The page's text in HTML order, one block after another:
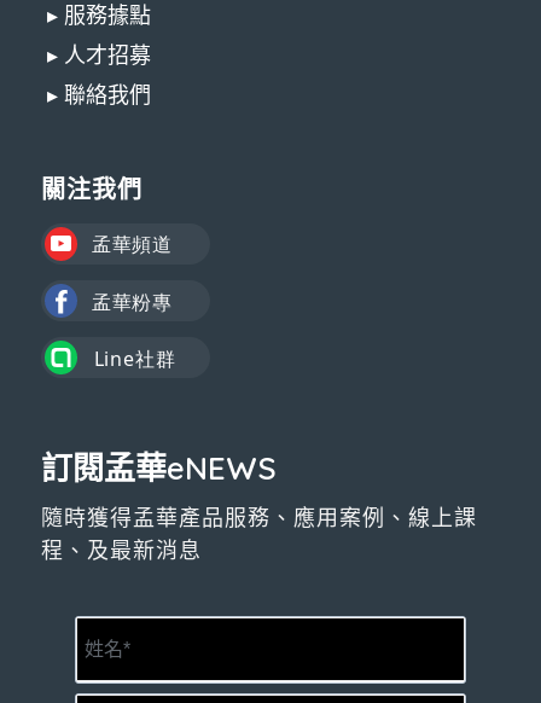
▸ 服務據點
▸ 人才招募
▸ 聯絡我們
關注我們
訂閱孟華eNEWS
隨時獲得孟華產品服務、應用案例、線上課
程、及最新消息